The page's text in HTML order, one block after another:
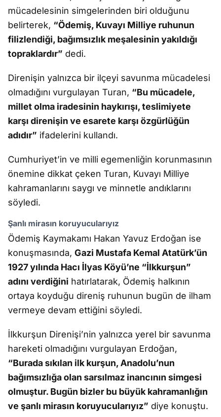
mücadelesinin simgelerinden biri olduğunu
belirterek, “Ödemiş, Kuvayı Milliye ruhunun
filizlendiği, bağımsızlık meşalesinin yakıldığı
topraklardır” dedi.
Direnişin yalnızca bir ilçeyi savunma mücadelesi
olmadığını vurgulayan Turan, “Bu mücadele,
millet olma iradesinin haykırışı, teslimiyete
karşı direnişin ve esarete karşı özgürlüğün
adıdır” ifadelerini kullandı.
Cumhuriyet’in ve milli egemenliğin korunmasının
önemine dikkat çeken Turan, Kuvayı Milliye
kahramanlarını saygı ve minnetle andıklarını
söyledi.
Şanlı mirasın koruyucularıyız
Ödemiş Kaymakamı Hakan Yavuz Erdoğan ise
konuşmasında, Gazi Mustafa Kemal Atatürk’ün
1927 yılında Hacı İlyas Köyü’ne “İlkkurşun”
adını verdiğini hatırlatarak, Ödemiş halkının
ortaya koyduğu direniş ruhunun bugün de ilham
vermeye devam ettiğini söyledi.
İlkkurşun Direnişi’nin yalnızca yerel bir savunma
hareketi olmadığını vurgulayan Erdoğan,
“Burada sıkılan ilk kurşun, Anadolu’nun
bağımsızlığa olan sarsılmaz inancının simgesi
olmuştur. Bugün bizler bu büyük kahramanlığın
ve şanlı mirasın koruyucularıyız” diye konuştu.